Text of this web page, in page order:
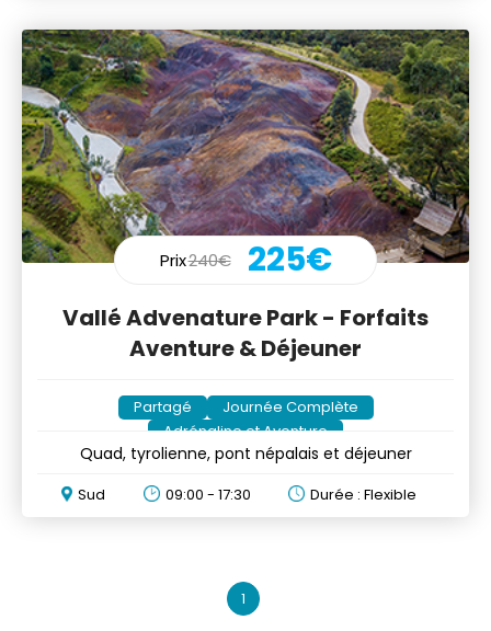
Prix240€ 225€
Vallé Advenature Park - Forfaits
Aventure & Déjeuner
Partagé
Journée Complète
Adrénaline et Aventure
Quad, tyrolienne, pont népalais et déjeuner
Sud 09:00 - 17:30 Durée : Flexible
1